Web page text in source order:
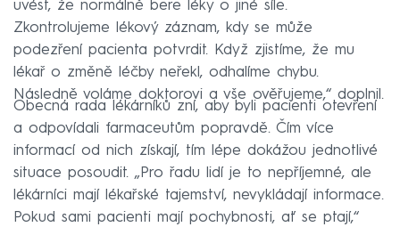
uvést, že normálně bere léky o jiné síle.
Zkontrolujeme lékový záznam, kdy se může
podezření pacienta potvrdit. Když zjistíme, že mu
lékař o změně léčby neřekl, odhalíme chybu.
Následně voláme doktorovi a vše ověřujeme,“ doplnil.
Obecná rada lékárníků zní, aby byli pacienti otevření
a odpovídali farmaceutům popravdě. Čím více
informací od nich získají, tím lépe dokážou jednotlivé
situace posoudit. „Pro řadu lidí je to nepříjemné, ale
lékárníci mají lékařské tajemství, nevykládají informace.
Pokud sami pacienti mají pochybnosti, ať se ptají,“